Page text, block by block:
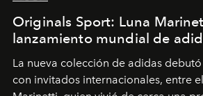
Originals Sport: Luna
lanzamiento mundial de
La nueva colección de adidas
con invitados internacionales, entre